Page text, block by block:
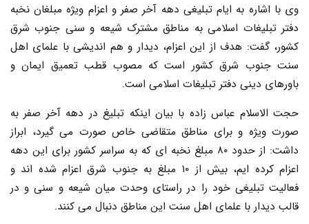
وی با اشاره به ایام تبلیغی دهه آخر صفر و اعزام ویژه مبلغان نخبه
دفتر تبلیغات اسلامی به مناطق مشترک شیعه و سنی جنوب شرق
کشور، گفت: هدف از این اعزام، دیدار و هم اندیشی با علمای اهل
سنت جنوب شرق کشور است که مصوب قطب تعمیق ایمان و
باورهای دینی دفتر تبلیغات اسلامی است.
حجت الاسلام عباس زاده با بیان اینکه تبلیغ در دهه آخر صفر به
صورت ویژه و برای مناطق متقاضی خاص صورت می گیرد، ابراز
داشت: از حدود ۸۰ مبلغ نخبه ای که به سراسر کشور برای این دهه
اعزام کرده ایم، بیش از ۱۰ مبلغ به جنوب شرق اعزام شده اند و
فعالیت تبلیغی خود را در راستای وحدت میان شیعه و سنی و در
قالب دیدار با علمای اهل سنت این مناطق دنبال می کنند.